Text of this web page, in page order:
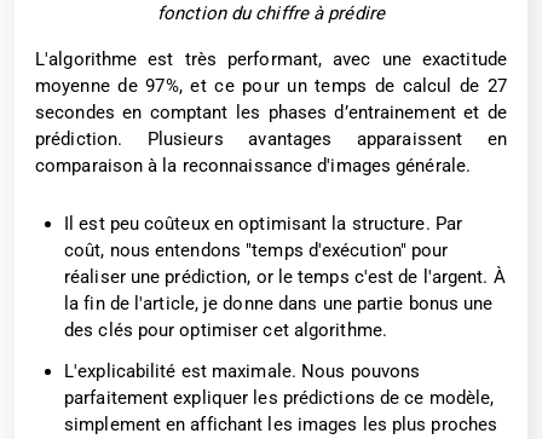
fonction du chiffre à prédire
L'algorithme est très performant, avec une exactitude
moyenne de 97%, et ce pour un temps de calcul de 27
secondes en comptant les phases d’entrainement et de
prédiction. Plusieurs avantages apparaissent en
comparaison à la reconnaissance d'images générale.
Il est peu coûteux en optimisant la structure. Par
coût, nous entendons "temps d'exécution" pour
réaliser une prédiction, or le temps c'est de l'argent. À
la fin de l'article, je donne dans une partie bonus une
des clés pour optimiser cet algorithme.
L'explicabilité est maximale. Nous pouvons
parfaitement expliquer les prédictions de ce modèle,
simplement en affichant les images les plus proches